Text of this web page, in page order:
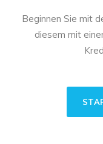
Beginnen Sie mit
diesem mit